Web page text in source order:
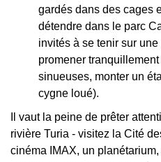
gardés dans des cages
détendre dans le parc
invités à se tenir sur
promener
sinueuses, monter un
cygne loué).
Il vaut la peine de prêter
rivière Turia - visitez la Cité
cinéma IMAX, un